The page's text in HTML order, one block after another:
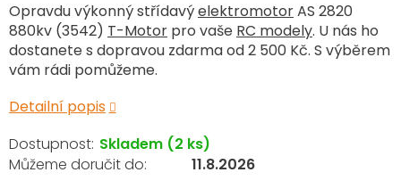
Opravdu výkonný střídavýelektromotorAS 2820
880kv (3542) T-Motor pro vaše RC modely. U nás ho
dostanete s dopravou zdarma od 2 500 Kč. S výběrem
vám rádi pomůžeme.
Detailní popis
Skladem (2 ks)
11.8.2026